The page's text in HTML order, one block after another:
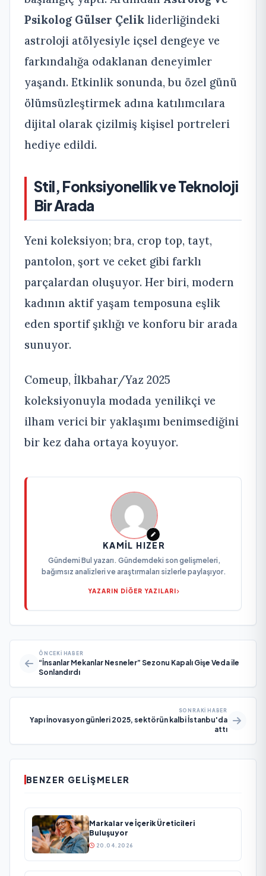
Psikolog Gülser Çelik liderliğindeki
astroloji atölyesiyle içsel dengeye ve
farkındalığa odaklanan deneyimler
yaşandı. Etkinlik sonunda, bu özel günü
ölümsüzleştirmek adına katılımcılara
dijital olarak çizilmiş kişisel portreleri
hediye edildi.
Stil, Fonksiyonellik ve Teknoloji
Bir Arada
Yeni koleksiyon; bra, crop top, tayt,
pantolon, şort ve ceket gibi farklı
parçalardan oluşuyor. Her biri, modern
kadının aktif yaşam temposuna eşlik
eden sportif şıklığı ve konforu bir arada
sunuyor.
Comeup, İlkbahar/Yaz 2025
koleksiyonuyla modada yenilikçi ve
ilham verici bir yaklaşımı benimsediğini
bir kez daha ortaya koyuyor.
KAMIL HIZER
Gündemi Bul yazarı. Gündemdeki son gelişmeleri,
bağımsız analizleri ve araştırmaları sizlerle paylaşıyor.
YAZARIN DİĞER YAZILARI
ÖNCEKI HABER
“İnsanlar Mekanlar Nesneler” Sezonu Kapalı Gişe Veda ile
Sonlandırdı
SONRAKI HABER
Yapı İnovasyon günleri 2025, sektörün kalbi İstanbu'da
attı
BENZER GELIŞMELER
Markalar ve İçerik Üreticileri
Buluşuyor
20.04.2026